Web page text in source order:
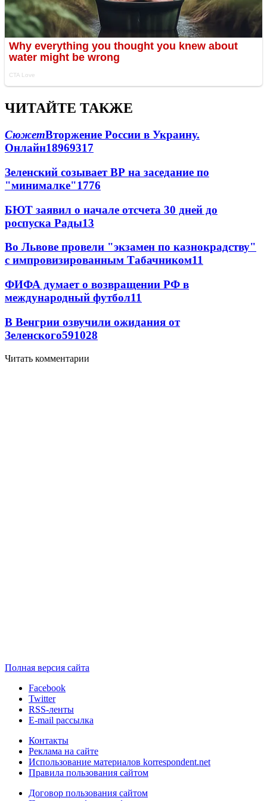
ЧИТАЙТЕ ТАКЖЕ
СюжетВторжение России в Украину.
Онлайн18969317
Зеленский созывает ВР на заседание по
"минималке"1776
БЮТ заявил о начале отсчета 30 дней до
роспуска Рады13
Во Львове провели "экзамен по казнокрадству"
с импровизированным Табачником11
ФИФА думает о возвращении РФ в
международный футбол11
В Венгрии озвучили ожидания от
Зеленского591028
Читать комментарии
Полная версия сайта
Facebook
Twitter
RSS-ленты
E-mail рассылка
Контакты
Реклама на сайте
Использование материалов korrespondent.net
Правила пользования сайтом
Договор пользования сайтом